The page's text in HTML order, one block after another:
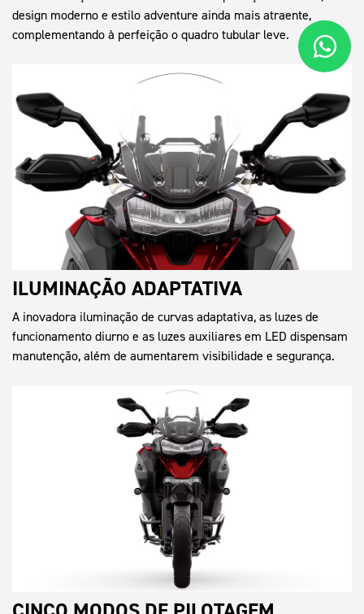
design moderno e estilo adventure ainda mais atraente,
complementando à perfeição o quadro tubular leve.
ILUMINAÇÃO ADAPTATIVA
A inovadora iluminação de curvas adaptativa, as luzes de
funcionamento diurno e as luzes auxiliares em LED dispensam
manutenção, além de aumentarem visibilidade e segurança.